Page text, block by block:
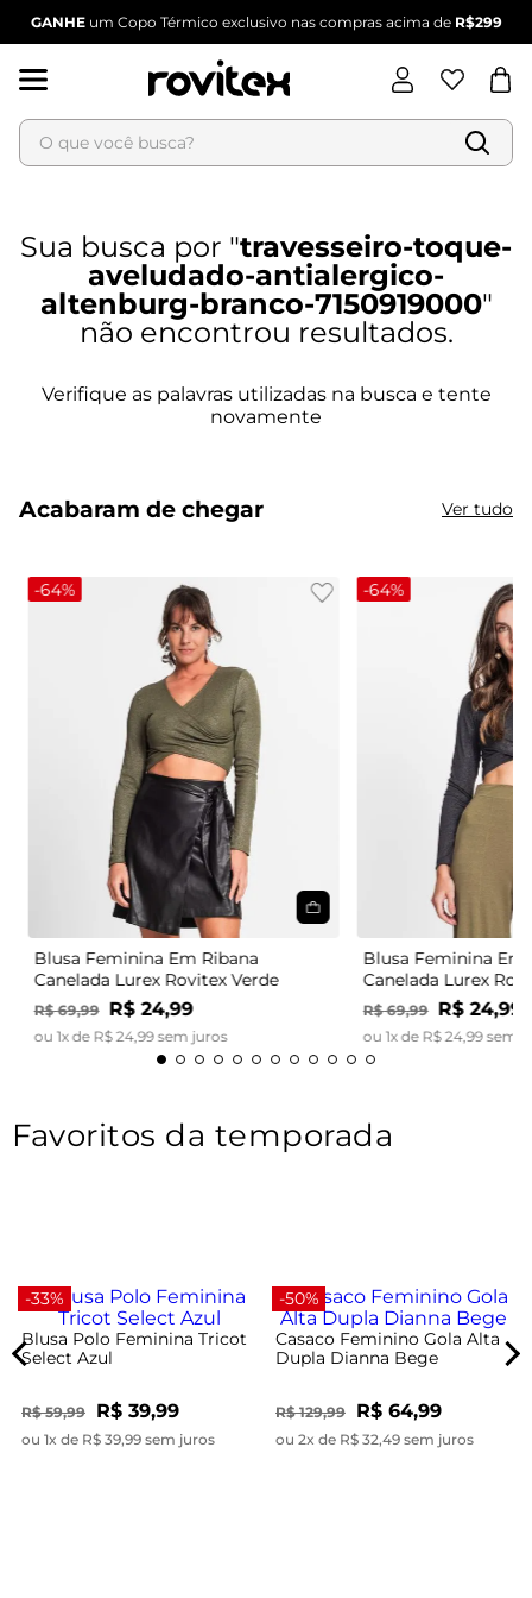
GANHEum Copo Térmico exclusivo nas compras acima de R$299
O que você busca?
travesseiro-toque-
aveludado-antialergico-
altenburg-branco-7150919000
Acabaram de chegar Ver tudo
-64%
Blusa Feminina Em Ribana
Canelada Lurex Rovitex Verde
R$ 69,99 R$ 24,99
ou 1x de R$ 24,99sem juros
-64%
Blusa Feminina Em
Canelada Lurex
R$ 69,99 R$ 24,99
ou 1x de R$ 24,99sem
Favoritos da temporada
-33%
Blusa Polo Feminina Tricot
Select Azul
R$ 59,99 R$ 39,99
ou 1x de R$ 39,99 sem juros
-50%
Casaco Feminino Gola Alta
Dupla Dianna Bege
R$ 129,99 R$ 64,99
ou 2x de R$ 32,49 sem juros
1º
blusa feminina
vestido
vestido feminino
calça feminina
conjunto feminino